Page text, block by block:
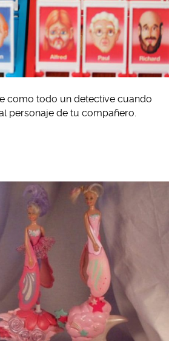
como todo un detective cuando
personaje de tu compañero.